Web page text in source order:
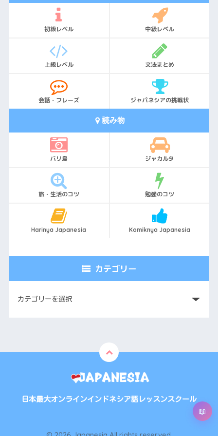
初級レベル 中級レベル
上級レベル 文法まとめ
会話・フレーズ ジャパネシアの挑戦状
読み物
バリ島 ジャカルタ
旅・生活のコツ 勉強のコツ
Harinya Japanesia Komiknya Japanesia
カテゴリー
日本最大オンラインインドネシア語レッスンスクール